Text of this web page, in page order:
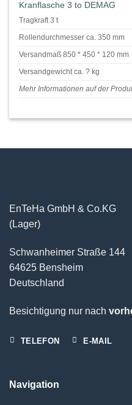
Kranflasche 3 to DEMAG
Tragkraft 3 t
Rollendurchmesser ca. 350 mm
Versandmaß 850 * 450 * 120 mm
Versandgewicht ca. ? kg
Mehr Informationen auf der
EnTeHa GmbH & Co.KG
(Lager)
Schwanheimer Straße 144
64625 Bensheim
Deutschland
Besichtigung nur nach
TELEFON E-MAIL
Navigation